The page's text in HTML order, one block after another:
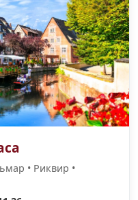
• Риквир •